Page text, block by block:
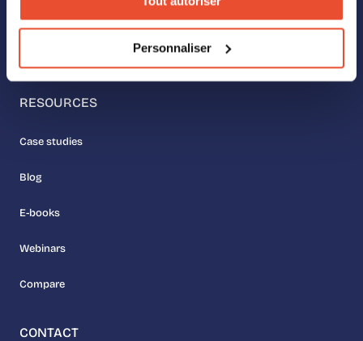
Personnaliser
Meet the team
RESOURCES
Case studies
Blog
E-books
Webinars
Compare
CONTACT